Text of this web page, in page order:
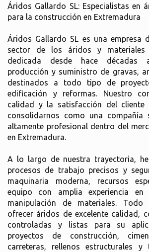
Áridos Gallardo SL: Especialistas en
para la construcción en Extremadura
Áridos Gallardo SL es una empresa
sector de los áridos y materiales
dedicada desde hace décadas
producción y suministro de gravas,
destinados a todo tipo de
edificación y reformas. Nuestro
calidad y la satisfacción del cliente
consolidarnos como una compañía
altamente profesional dentro del
en Extremadura.
A lo largo de nuestra trayectoria,
procesos de trabajo precisos y
maquinaria moderna, recursos
equipo con amplia experiencia
manipulación de materiales.
ofrecer áridos de excelente calidad,
controladas y listas para su
proyectos de construcción,
carreteras, rellenos estructurales